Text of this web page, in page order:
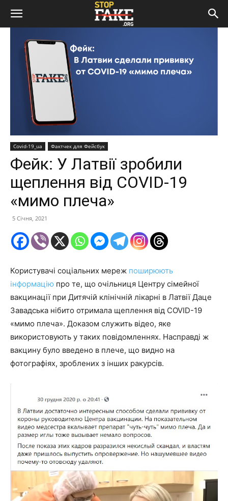
Covid-19_ua Фактчек для Фейсбук
Фейк: У Латвії зробили
щеплення від COVID-19
«мимо плеча»
5 Січня, 2021
Користувачі соціальних мереж поширюють
інформацію про те, що очільниця Центру сімейної
вакцинації при Дитячій клінічній лікарні в Латвії Даце
Завадська нібито отримала щеплення від COVID-19
«мимо плеча». Доказом служить відео, яке
використовують у таких повідомленнях. Насправді ж
вакцину було введено в плече, що видно на
фотографіях, зроблених з інших ракурсів.